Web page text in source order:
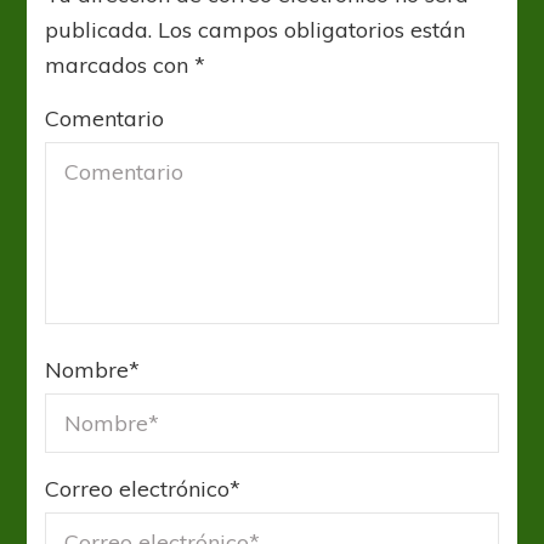
publicada. Los campos obligatorios están
marcados con*
Comentario
Nombre*
Correo electrónico*